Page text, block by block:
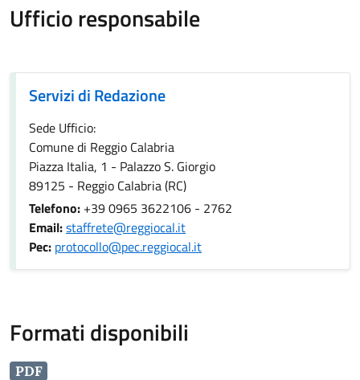
Ufficio responsabile
Servizi di Redazione
Sede Ufficio:
Comune di Reggio Calabria
Piazza Italia, 1 - Palazzo S. Giorgio
89125 - Reggio Calabria (RC)
Telefono: +39 0965 3622106 - 2762
Email:staffrete@reggiocal.it
Pec: protocollo@pec.reggiocal.it
Formati disponibili
PDF